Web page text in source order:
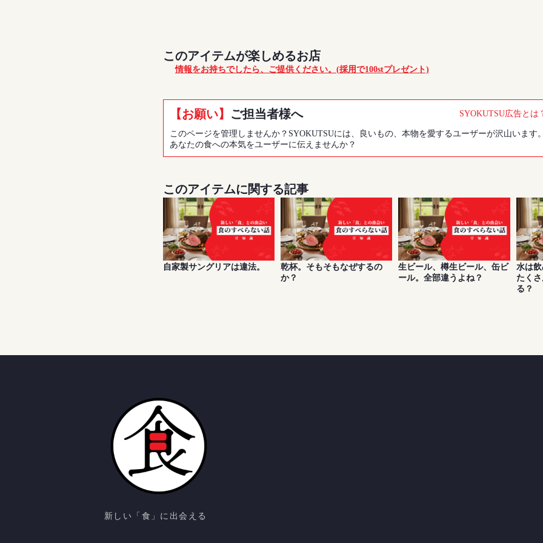
このアイテムが楽しめるお店
情報をお持ちでしたら、ご提供ください。(採用で100stプレゼント)
【お願い】 ご担当者様へ SYOKUTSU広告とは
このページを管理しませんか？SYOKUTSUには、良いもの、本物を愛するユーザーが沢山います。
あなたの食への本気をユーザーに伝えませんか？
このアイテムに関する記事
自家製サングリアは違法。
乾杯。そもそもなぜするの
か？
生ビール、樽生ビール、缶ビ
ール。全部違うよね？
水は飲
たくさ
る？
新しい「食」に出会える